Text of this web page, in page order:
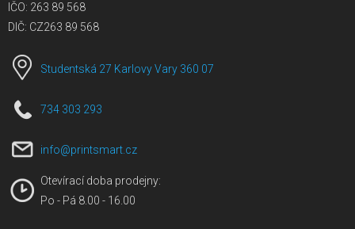
IČO: 263 89 568
DIČ: CZ263 89 568
Studentská 27 Karlovy Vary 360 07
734 303 293
info@printsmart.cz
Otevírací doba prodejny:
Po - Pá 8.00 - 16.00